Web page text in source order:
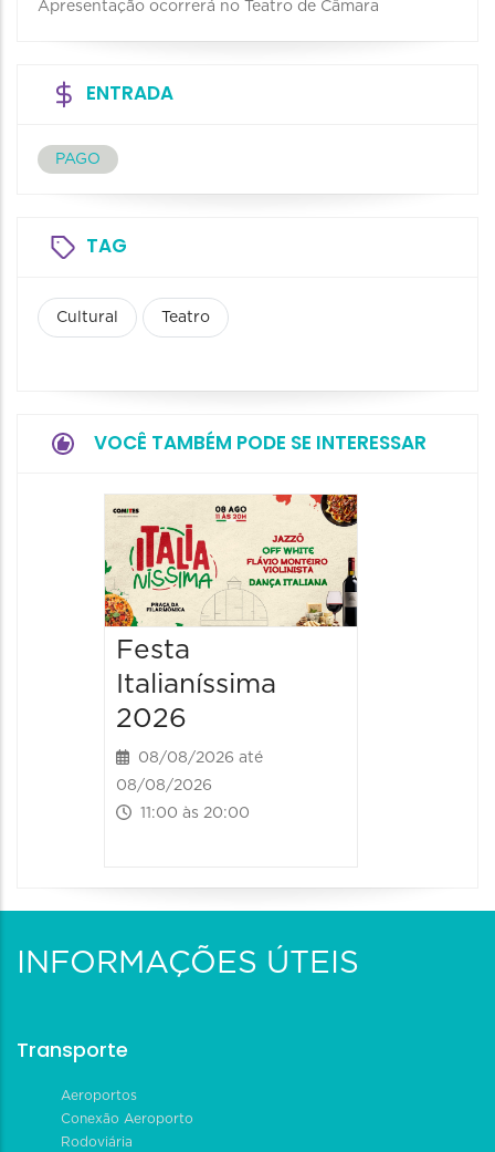
Apresentação ocorrerá no Teatro de Câmara
ENTRADA
PAGO
TAG
Cultural Teatro
VOCÊ TAMBÉM PODE SE INTERESSAR
Festa
Italianíssima
2026
08/08/2026 até
08/08/2026
11:00 às 20:00
INFORMAÇÕES ÚTEIS
Transporte
Aeroportos
Conexão Aeroporto
Rodoviária